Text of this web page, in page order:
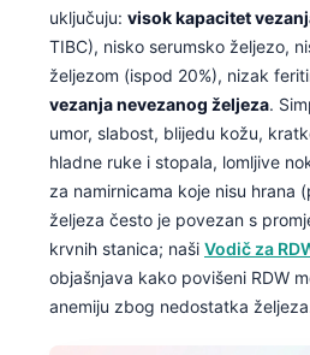
uključuju: visok kapacitet
TIBC), nisko serumsko željezo,
željezom (ispod 20%), nizak
vezanja nevezanog željeza.
umor, slabost, blijedu kožu,
hladne ruke i stopala, lomljive
za namirnicama koje nisu hrana
željeza često je povezan s
krvnih stanica; naši Vodič za
objašnjava kako povišeni RDW
anemiju zbog nedostatka